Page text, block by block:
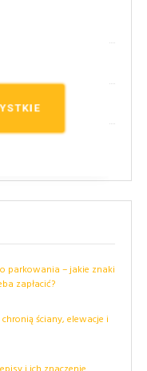
parkowania – jakie znaki
zapłacić?
ściany, elewacje i